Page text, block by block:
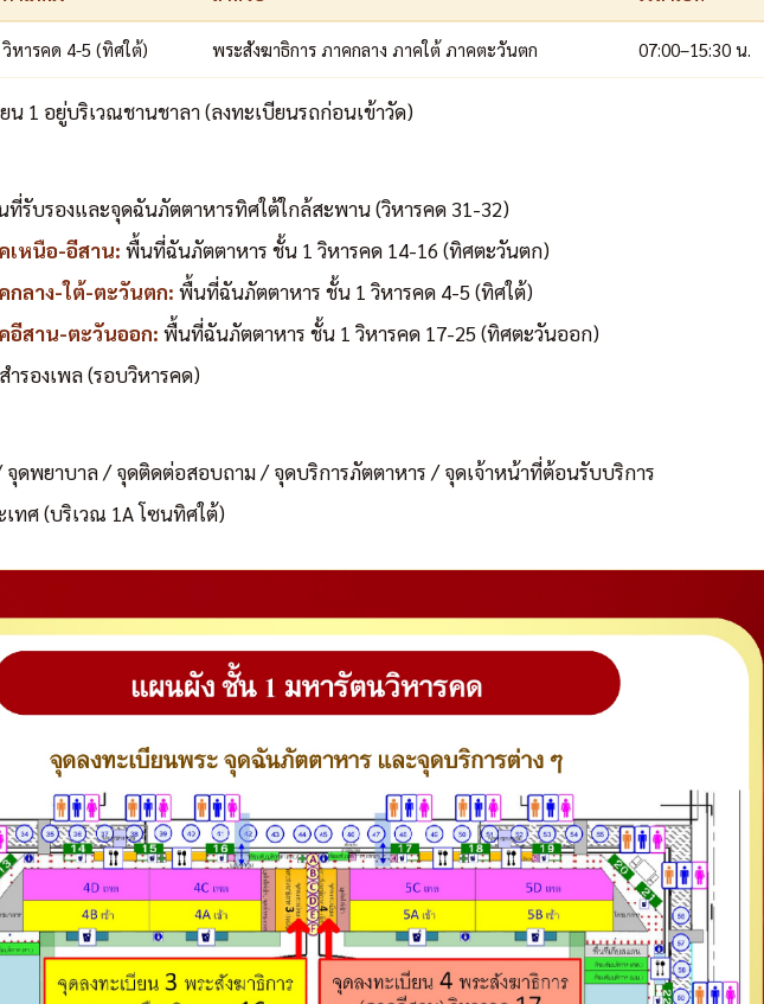
วิหารคด 4-5 (ทิศใต้) พระสังฆาธิการ ภาคกลาง ภาคใต้ ภาคตะวันตก 07:00–15:30 น.
น 1 อยู่บริเวณชานชาลา (ลงทะเบียนรถก่อนเข้าวัด)
ที่รับรองและจุดฉันภัตตาหารทิศใต้ใกล้สะพาน (วิหารคด 31-32)
เหนือ-อีสาน: พื้นที่ฉันภัตตาหาร ชั้น 1 วิหารคด 14-16 (ทิศตะวันตก)
กลาง-ใต้-ตะวันตก: พื้นที่ฉันภัตตาหาร ชั้น 1 วิหารคด 4-5 (ทิศใต้)
อีสาน-ตะวันออก: พื้นที่ฉันภัตตาหาร ชั้น 1 วิหารคด 17-25 (ทิศตะวันออก)
รองเพล (รอบวิหารคด)
ดพยาบาล / จุดติดต่อสอบถาม / จุดบริการภัตตาหาร / จุดเจ้าหน้าที่ต้อนรับบริการ
ทศ (บริเวณ 1A โซนทิศใต้)